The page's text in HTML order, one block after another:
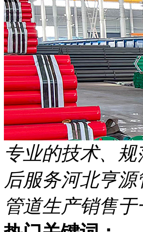
专业的技术、
后服务河北亨源
管道生产销售